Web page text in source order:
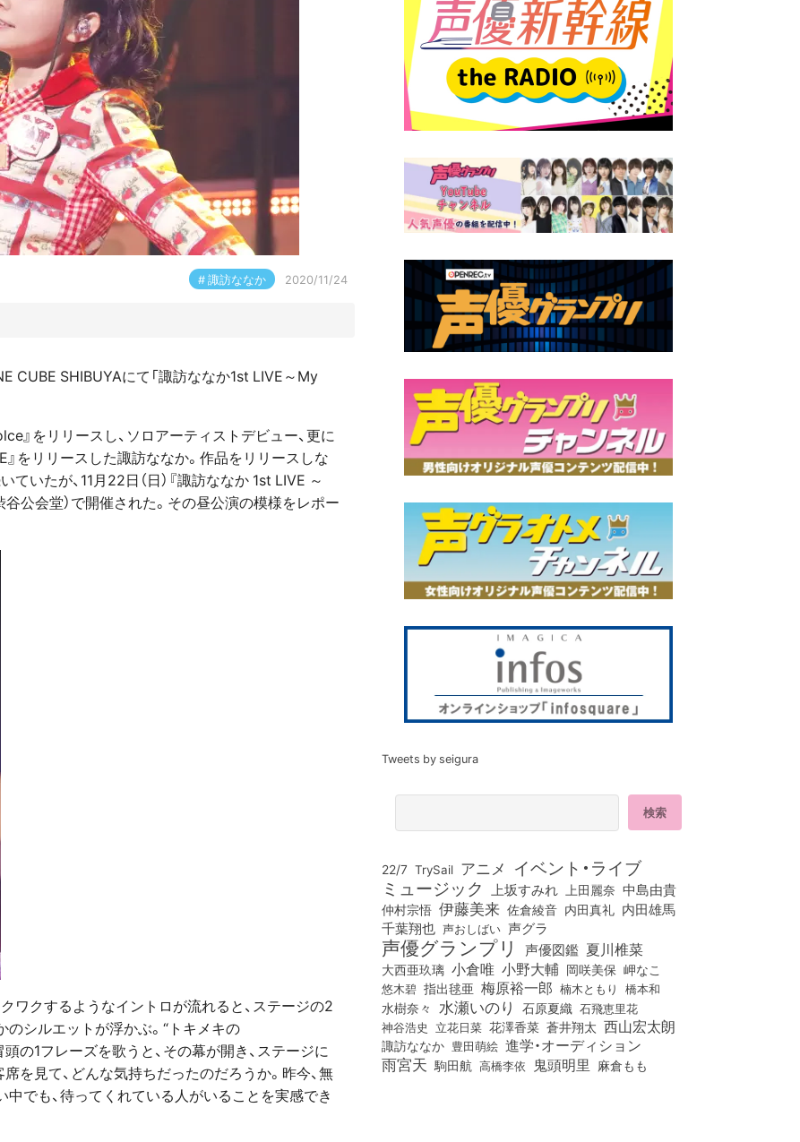
諏訪ななか 2020/11/24
CUBE SHIBUYAにて「諏訪ななか1st LIVE～My
』をリリースし、ソロアーティストデビュー、更に
をリリースした諏訪ななか。作品をリリースしな
いたが、11月22日（日）『諏訪ななか 1st LIVE ～
公会堂）で開催された。その昼公演の模様をレポー
ワクするようなイントロが流れると、ステージの2
シルエットが浮かぶ。“トキメキの
の1フレーズを歌うと、その幕が開き、ステージに
を見て、どんな気持ちだったのだろうか。昨今、無
でも、待ってくれている人がいることを実感でき
Tweets by seigura
22/7 TrySail アニメ イベント・ライブ
ミュージック 上坂すみれ 上田麗奈 中島由貴
仲村宗悟 伊藤美来 佐倉綾音 内田真礼 内田雄馬
千葉翔也 声おしばい 声グラ
声優グランプリ 声優図鑑 夏川椎菜
大西亜玖璃 小倉唯 小野大輔 岡咲美保 岬なこ
悠木碧 指出毬亜 梅原裕一郎 楠木ともり 橋本和
水樹奈々 水瀬いのり 石原夏織 石飛恵里花
神谷浩史 立花日菜 花澤香菜 蒼井翔太 西山宏太朗
諏訪ななか 豊田萌絵 進学・オーディション
雨宮天 駒田航 高橋李依 鬼頭明里 麻倉もも